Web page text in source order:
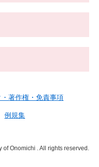
・著作権・免責事項
例規集
of Onomichi . All rights reserved.